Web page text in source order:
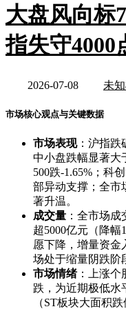
大盘风向标
指失守4000
2026-07-08 未
市场核心观点与关键数据
市场表现：沪指跌
中小盘跌幅显著大
500跌-1.65%；科
部异动支撑；全市
著升温。
成交量 ：全市场
超5000亿元（降
愿下降，增量资金
场处于缩量阴跌阶
市场情绪：上涨个
跌，为近期极低水
（ST板块大面积